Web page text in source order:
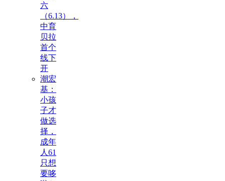
六
（6.13），
中育
贝拉
首个
线下
开
潮宏
基：
小孩
子才
做选
择，
成年
人61
只想
要哆